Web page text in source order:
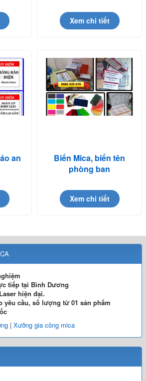
Xem chi tiết
an
Biển Mica, biển tên
phòng ban
Xem chi tiết
tiếp tại Bình Dương
hiện đại.
yêu cầu, số lượng từ 01 sản phẩm
| Xưởng gia công mica